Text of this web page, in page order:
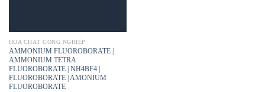
HÓA CHẤT CÔNG NGHIỆP
AMMONIUM FLUOROBORATE |
AMMONIUM TETRA
FLUOROBORATE | NH4BF4 |
FLUOROBORATE | AMONIUM
FLUOROBORATE